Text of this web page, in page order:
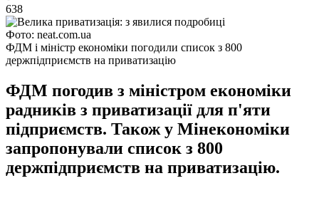
638
Фото: neat.com.ua
ФДМ і міністр економіки погодили список з 800
держпідприємств на приватизацію
ФДМ погодив з міністром економіки
радників з приватизації для п'яти
підприємств. Також у Мінекономіки
запропонували список з 800
держпідприємств на приватизацію.